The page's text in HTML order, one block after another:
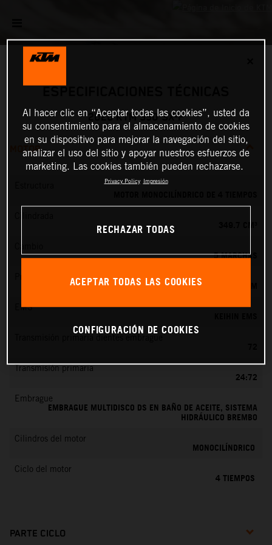
2026 KTM 350 SX-F
MOTOR
5 MARCHAS
Preparación de la mezcla
KEIHIN EFI, TOBERA DE 44 MM
EMS
Transmisión primaria
24:72
Embrague
EMBRAGUE MULTIDISCO DS EN BAÑO DE ACEITE, SISTEMA
HIDRÁULICO BREMBO
Cilindros del motor
MONOCILÍNDRICO
Ciclo del motor
4 TIEMPOS
PARTE CICLO
Al hacer clic en “Aceptar todas las cookies”, usted da
su consentimiento para el almacenamiento de cookies
en su dispositivo para mejorar la navegación del sitio,
analizar el uso del sitio y apoyar nuestros esfuerzos de
marketing. Las cookies también pueden rechazarse.
Privacy Policy Impresión
RECHAZAR TODAS
ACEPTAR TODAS LAS COOKIES
CONFIGURACIÓN DE COOKIES